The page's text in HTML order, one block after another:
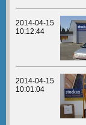
2014-04-15
10:12:44
2014-04-15
10:01:04